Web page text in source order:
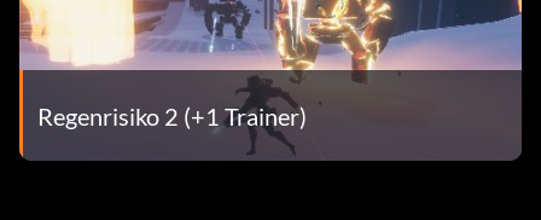
Regenrisiko 2 (+1 Trainer)